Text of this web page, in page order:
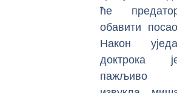
ће
обавити
Након
доктрока
пажљиво